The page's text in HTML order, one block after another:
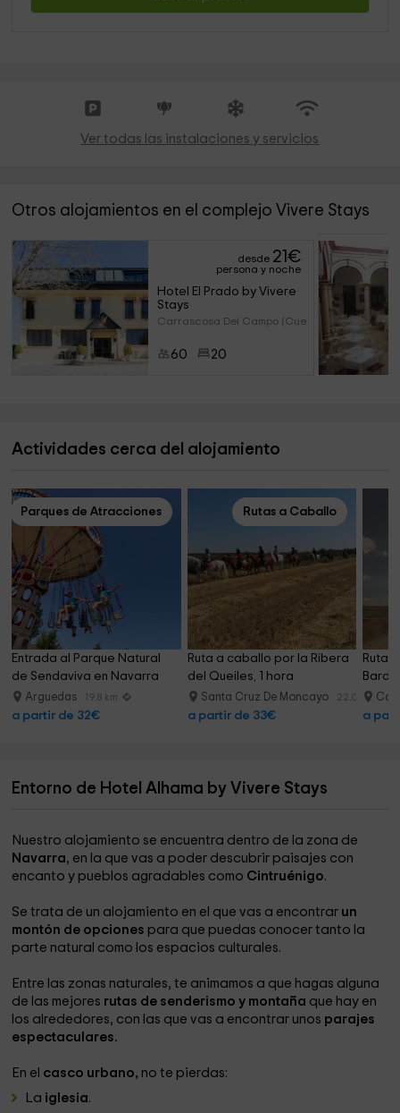
Ver todas las instalaciones y servicios
Otros alojamientos en el complejo Vivere Stays
desde 21€
persona y noche
Hotel El Prado by Vivere
Stays
Carrascosa Del Campo (Cuenca)
60 20
Actividades cerca del alojamiento
Parques de Atracciones
Entrada al Parque Natural
de Sendaviva en Navarra
Arguedas 19.8 km
a partir de 32€
Rutas a Caballo
Ruta a caballo por la Ribera
del Queiles, 1 hora
Santa Cruz De Moncayo 22.0 km
a partir de 33€
Ruta
a
Entorno de Hotel Alhama by Vivere Stays
Nuestro alojamiento se encuentra dentro de la zona de
Navarra, en la que vas a poder descubrir paisajes con
encanto y pueblos agradables como Cintruénigo.
Se trata de un alojamiento en el que vas a encontrar un
montón de opciones para que puedas conocer tanto la
parte natural como los espacios culturales.
Entre las zonas naturales, te animamos a que hagas alguna
de las mejores rutas de senderismo y montaña que hay en
los alrededores, con las que vas a encontrar unos parajes
espectaculares.
En el casco urbano, no te pierdas:
La iglesia.